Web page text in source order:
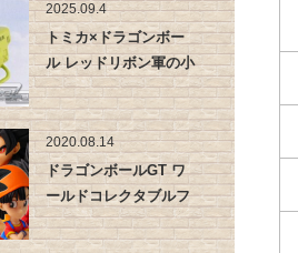
2025.09.4
トミカ×ドラゴンボー
ル レッドリボン軍の小
型戦闘機…
2020.08.14
ドラゴンボールGT ワ
ールドコレクタブルフ
ィギュア…